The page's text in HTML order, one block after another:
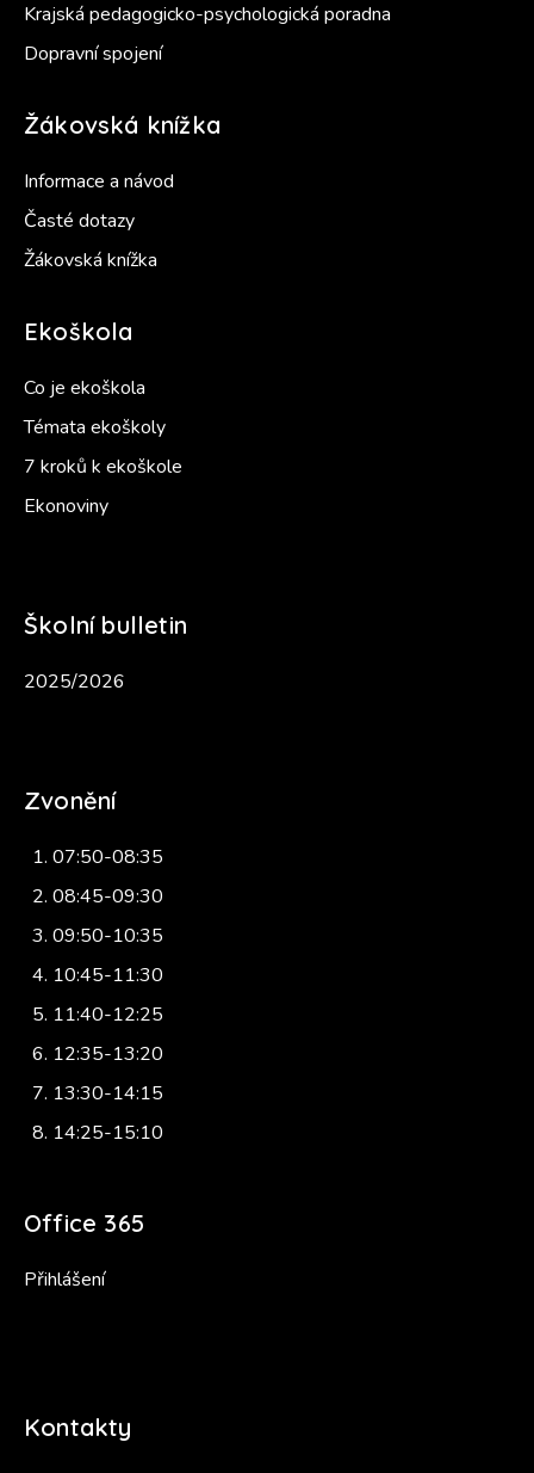
Krajská pedagogicko-psychologická poradna
Dopravní spojení
Žákovská knížka
Informace a návod
Časté dotazy
Žákovská knížka
Ekoškola
Co je ekoškola
Témata ekoškoly
7 kroků k ekoškole
Ekonoviny
Školní bulletin
2025/2026
Zvonění
07:50-08:35
08:45-09:30
09:50-10:35
10:45-11:30
11:40-12:25
12:35-13:20
13:30-14:15
14:25-15:10
Office 365
Přihlášení
Kontakty